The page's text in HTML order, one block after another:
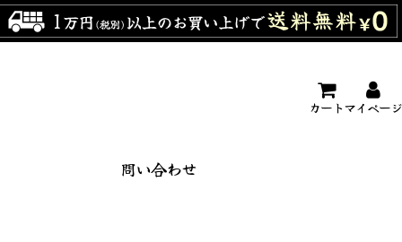
カートマイページ
問い合わせ